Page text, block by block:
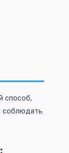
способ,
соблюдать